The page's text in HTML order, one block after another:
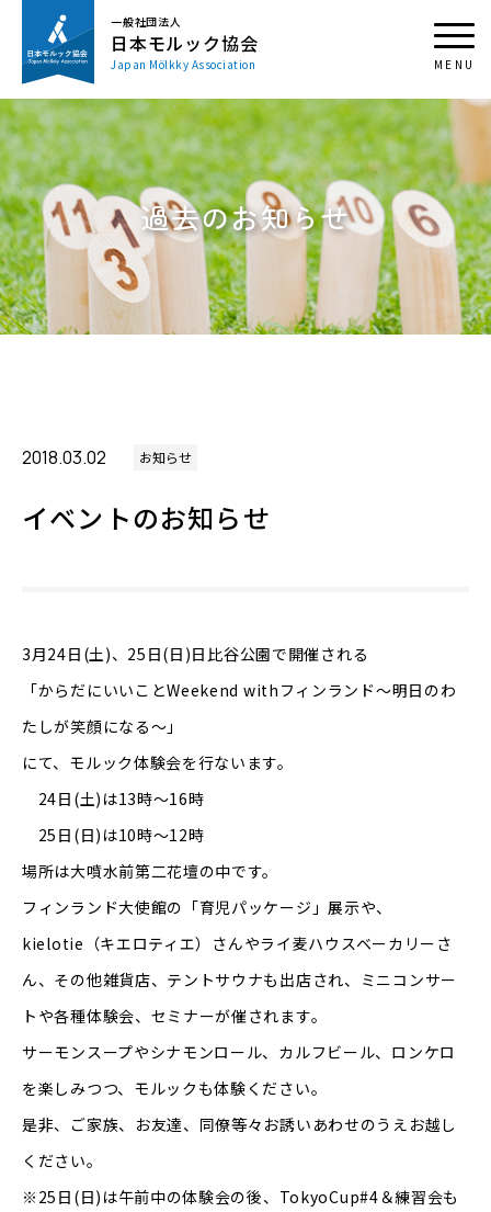
一般社団法人
日本モルック協会
Japan Mölkky Association
過去のお知らせ
2018.03.02 お知らせ
イベントのお知らせ
3月24日(土)、25日(日)日比谷公園で開催される
「からだにいいことWeekend withフィンランド～明日のわ
たしが笑顔になる～」
にて、モルック体験会を行ないます。
24日(土)は13時～16時
25日(日)は10時～12時
場所は大噴水前第二花壇の中です。
フィンランド大使館の「育児パッケージ」展示や、
kielotie（キエロティエ）さんやライ麦ハウスベーカリーさ
ん、その他雑貨店、テントサウナも出店され、ミニコンサー
トや各種体験会、セミナーが催されます。
サーモンスープやシナモンロール、カルフビール、ロンケロ
を楽しみつつ、モルックも体験ください。
是非、ご家族、お友達、同僚等々お誘いあわせのうえお越し
ください。
※25日(日)は午前中の体験会の後、TokyoCup#4＆練習会も